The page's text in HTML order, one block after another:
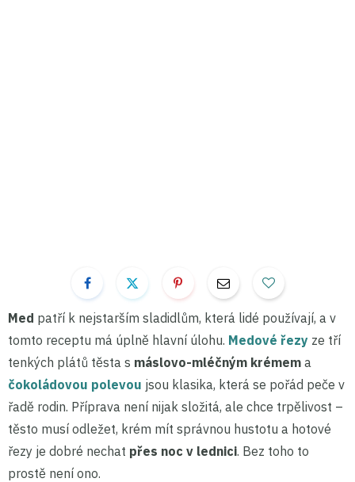
Med patří k nejstarším sladidlům, která lidé používají, a v
tomto receptu má úplně hlavní úlohu. Medové řezy ze tří
tenkých plátů těsta s máslovo-mléčným krémem a
čokoládovou polevou jsou klasika, která se pořád peče v
řadě rodin. Příprava není nijak složitá, ale chce trpělivost –
těsto musí odležet, krém mít správnou hustotu a hotové
řezy je dobré nechat přes noc v lednici. Bez toho to
prostě není ono.